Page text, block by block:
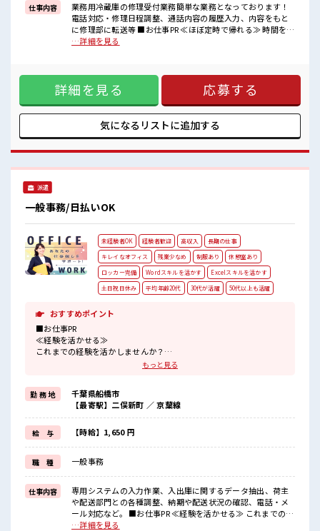
■職場の雰囲気
女性も活躍しやすい雰囲気の職場です！
“コジンマリ”が好きな方にもお勧め！！
仕事内容
業務用冷蔵庫の修理受付業務簡単な業務となっております！
電話対応・修理日程調整、通話内容の履歴入力、内容をもと
に修理部に転送等 ■お仕事PR ≪ほぼ定時で帰れる≫ 時間をし
っかり確保できる、 残業基本ナシのお仕事♪ オンとオフをき
イ≫ 新しいことにチャレンジするのは不安だけど、 しっかり
働く環境が整っています！ イチからスキルUP・ステップUP
目指していきましょう！ ≪自分に向いている仕事が探せる≫
困った事などがあれば、 担当がしっかりサポートします！ ■
職場の雰囲気 女性も活躍しやすい雰囲気の職場です！ “コジ
ンマリ”が好きな方にもお勧め！！ 少人数の職場です♪ 20代
…詳細を見る
詳細を見る 応募する
気になるリストに追加する
派遣
一般事務/日払いOK
未経験者OK 経験者歓迎 高収入
長期の仕事
キレイなオフィス
残業少なめ 制服あり
休憩室あり
ロッカー完備
Wordスキルを活かす
Excelスキルを活かす
土日祝日休み
平均年齢20代 30代が活躍 50代以上も活躍
おすすめポイント
■お仕事PR
≪経験を活かせる≫
これまでの経験を活かしませんか？
≪無理なく働ける≫
場合によってはお願いすることもありますが、
残業はほとんどナシ！
≪完全週休二日制≫
週末は家族や友人と一緒にプライベート満喫！
≪ラクラク制服アリ≫
制服があるので、
毎日の服装の悩み解消♪
≪自分に向いている仕事が探せる≫
困った事などがあれば、
担当がしっかりサポートします！
■職場の雰囲気
もっと見る
勤 務 地
千葉県船橋市
【最寄駅】二俣新町 ／ 京葉線
給 与 【時給】1,650 円
職 種 一般事務
仕事内容
専用システムの入力作業、入出庫に関するデータ抽出、荷主
や配送部門との各種調整、納期や配送状況の確認、電話・メ
ール対応など。 ■お仕事PR ≪経験を活かせる≫ これまでの経
験を活かしませんか？ ブランクがあっても大丈夫♪ 経験はち
…詳細を見る